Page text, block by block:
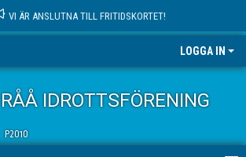
VI ÄR ANSLUTNA TILL FRITIDSKORTET!
LOGGA IN
RÅÅ IDROTTSFÖRENING
P2010